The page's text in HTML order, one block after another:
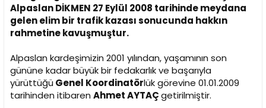
n
h
i
Alpaslan DİKMEN 27 Eylül 2008 tarihinde meydana
gelen elim bir trafik kazası sonucunda hakkın
rahmetine kavuşmuştur.
Alpaslan kardeşimizin 2001 yılından, yaşamının son
gününe kadar büyük bir fedakarlık ve başarıyla
yürüttüğü Genel Koordinatörlük görevine 01.01.2009
tarihinden itibaren Ahmet AYTAÇgetirilmiştir.